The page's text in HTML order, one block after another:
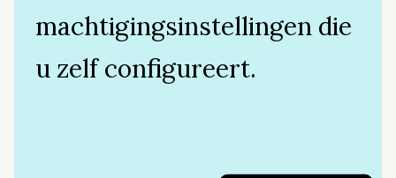
machtigingsinstellingen die
u zelf configureert.